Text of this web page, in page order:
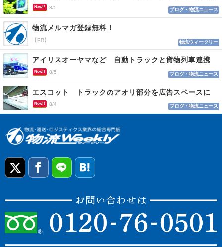
New!! 8/5 ブログ・物流ニュース
物流メルマガ登録無料！
【PR】 物流ウィークリー
アイリスオーヤマなど 自動トラックと貨物列車連携
New!! 8/5 ブログ・物流ニュース
エスコット トラックのアオリ部分を広告スペースに
New!! 8/4 ブログ・物流ニュース